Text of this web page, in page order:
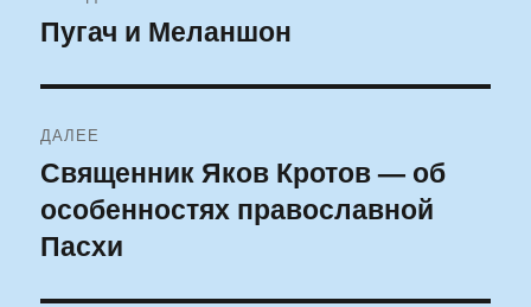
по
Предыдущая
Пугач и Меланшон
ДАЛЕЕ
Следующая
запись:
Священник Яков Кротов — об
особенностях православной
Пасхи